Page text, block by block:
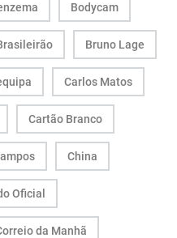
Bodycam
Bruno Lage
Carlos Matos
Cartão Branco
China
Oficial
da Manhã